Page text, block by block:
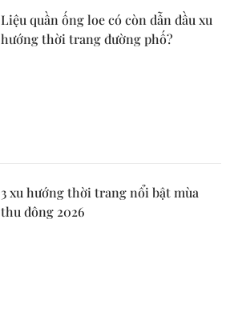
Liệu quần ống loe có còn dẫn đầu xu
hướng thời trang đường phố?
3 xu hướng thời trang nổi bật mùa
thu đông 2026